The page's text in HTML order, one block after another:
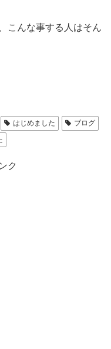
こんな事する人はそん
はじめました
ブログ
ク